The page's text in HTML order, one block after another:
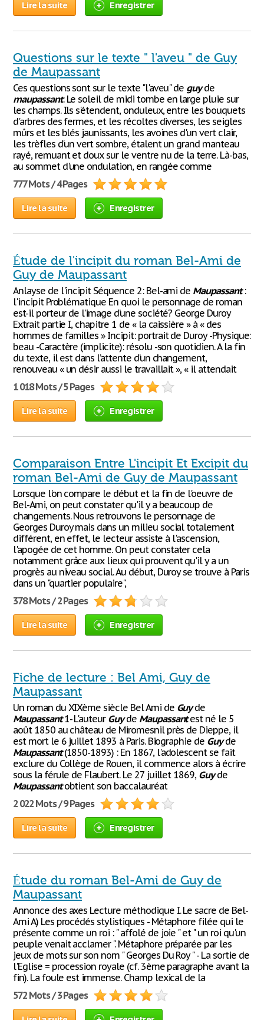
Lire la suite Enregistrer
Questions sur le texte " l'aveu " de Guy
de Maupassant
Ces questions sont sur le texte "l'aveu" de guyde
maupassant: Le soleil de midi tombe en large pluie sur
les champs. Ils s'étendent, onduleux, entre les bouquets
d'arbres des fermes, et les récoltes diverses, les seigles
mûrs et les blés jaunissants, les avoines d'un vert clair,
les trèfles d'un vert sombre, étalent un grand manteau
rayé, remuant et doux sur le ventre nu de la terre. Là-bas,
au sommet d'une ondulation, en rangée comme
777 Mots / 4 Pages
Lire la suite Enregistrer
Étude de l'incipit du roman Bel-Ami de
Guy de Maupassant
Anlayse de l'incipit Séquence 2: Bel-ami de Maupassant:
l'incipit Problématique En quoi le personnage de roman
est-il porteur de l’image d’une société? George Duroy
Extrait partie I, chapitre 1 de « la caissière » à « des
hommes de familles » Incipit: portrait de Duroy -Physique:
beau -Caractère (implicite): résolu -son quotidien. A la fin
du texte, il est dans l’attente d’un changement,
renouveau « un désir aussi le travaillait », « il attendait
1 018 Mots / 5 Pages
Lire la suite Enregistrer
Comparaison Entre L'incipit Et Excipit du
roman Bel-Ami de Guy de Maupassant
Lorsque l'on compare le début et la fin de l'oeuvre de
Bel-Ami, on peut constater qu'il y a beaucoup de
changements. Nous retrouvons le personnage de
Georges Duroy mais dans un milieu social totalement
différent, en effet, le lecteur assiste à l'ascension,
l'apogée de cet homme. On peut constater cela
notamment grâce aux lieux qui prouvent qu'il y a un
progrès au niveau social. Au début, Duroy se trouve à Paris
dans un "quartier populaire",
378 Mots / 2 Pages
Lire la suite Enregistrer
Fiche de lecture : Bel Ami, Guy de
Maupassant
Un roman du XIXème siècle Bel Ami de Guyde
Maupassant1- L'auteur Guyde Maupassantest né le 5
août 1850 au château de Miromesnil près de Dieppe, il
est mort le 6 juillet 1893 à Paris. Biographie de Guyde
Maupassant(1850-1893) : En 1867, l'adolescent se fait
exclure du Collège de Rouen, il commence alors à écrire
sous la férule de Flaubert. Le 27 juillet 1869, Guyde
Maupassantobtient son baccalauréat
2 022 Mots / 9 Pages
Lire la suite Enregistrer
Étude du roman Bel-Ami de Guy de
Maupassant
Annonce des axes Lecture méthodique I. Le sacre de Bel-
Ami A) Les procédés stylistiques - Métaphore filée qui le
présente comme un roi : " affolé de joie " et " un roi qu'un
peuple venait acclamer ". Métaphore préparée par les
jeux de mots sur son nom " Georges Du Roy " - La sortie de
l'Eglise = procession royale (cf. 3ème paragraphe avant la
fin). La foule est immense. Champ lexical de la
572 Mots / 3 Pages